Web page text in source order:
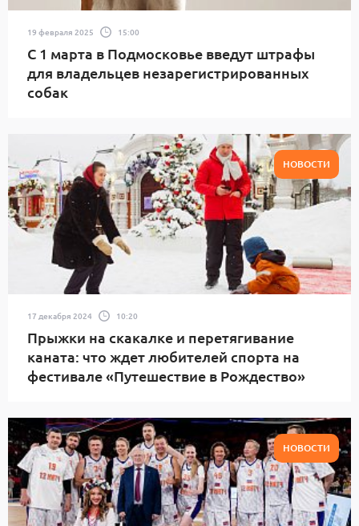
19 февраля 2025 15:00
С 1 марта в Подмосковье введут штрафы
для владельцев незарегистрированных
собак
НОВОСТИ
17 декабря 2024 10:20
Прыжки на скакалке и перетягивание
каната: что ждет любителей спорта на
фестивале «Путешествие в Рождество»
НОВОСТИ